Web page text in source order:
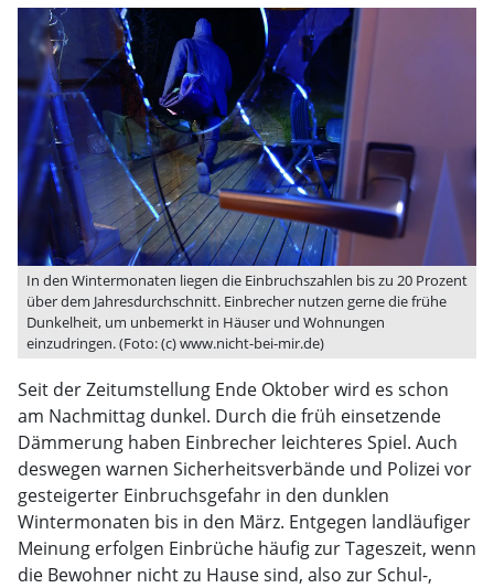
In den Wintermonaten liegen die Einbruchszahlen bis zu 20 Prozent
über dem Jahresdurchschnitt. Einbrecher nutzen gerne die frühe
Dunkelheit, um unbemerkt in Häuser und Wohnungen
einzudringen. (Foto: (c) www.nicht-bei-mir.de)
Seit der Zeitumstellung Ende Oktober wird es schon
am Nachmittag dunkel. Durch die früh einsetzende
Dämmerung haben Einbrecher leichteres Spiel. Auch
deswegen warnen Sicherheitsverbände und Polizei vor
gesteigerter Einbruchsgefahr in den dunklen
Wintermonaten bis in den März. Entgegen landläufiger
Meinung erfolgen Einbrüche häufig zur Tageszeit, wenn
die Bewohner nicht zu Hause sind, also zur Schul-,